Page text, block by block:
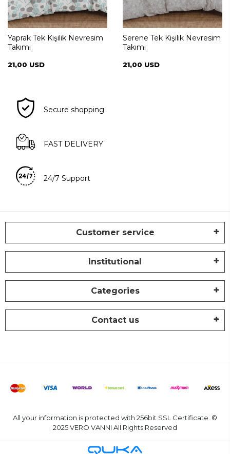
Yaprak Tek Kişilik Nevresim
Takımı
21,00 USD
Serene Tek Kişilik Nevresim
Takımı
21,00 USD
Secure shopping
FAST DELIVERY
24/7 Support
Customer service
Institutional
Categories
Contact us
All your information is protected with 256bit SSL Certificate. ©
2025 VERO VANNI All Rights Reserved